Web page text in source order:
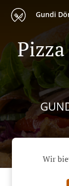
Gundi
Wir